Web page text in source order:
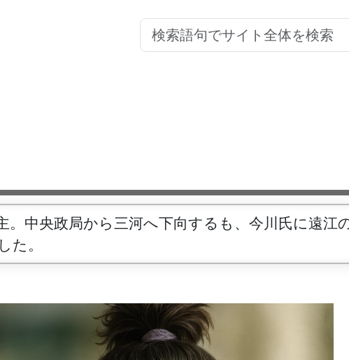
。中央政局から三河へ下向するも、今川氏に遠江
た。